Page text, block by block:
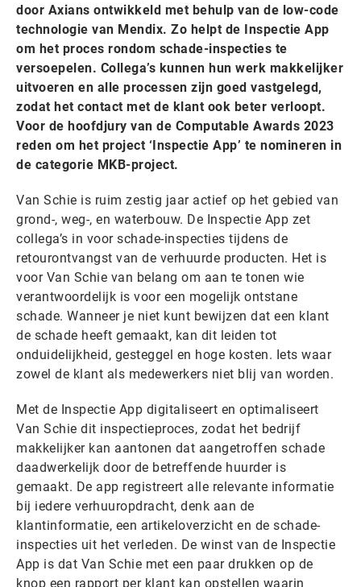
door Axians ontwikkeld met behulp van de low-code
technologie van Mendix. Zo helpt de Inspectie App
om het proces rondom schade-inspecties te
versoepelen. Collega’s kunnen hun werk makkelijker
uitvoeren en alle processen zijn goed vastgelegd,
zodat het contact met de klant ook beter verloopt.
Voor de hoofdjury van de Computable Awards 2023
reden om het project ‘Inspectie App’ te nomineren in
de categorie MKB-project.
Van Schie is ruim zestig jaar actief op het gebied van
grond-, weg-, en waterbouw. De Inspectie App zet
collega’s in voor schade-inspecties tijdens de
retourontvangst van de verhuurde producten. Het is
voor Van Schie van belang om aan te tonen wie
verantwoordelijk is voor een mogelijk ontstane
schade. Wanneer je niet kunt bewijzen dat een klant
de schade heeft gemaakt, kan dit leiden tot
onduidelijkheid, gesteggel en hoge kosten. Iets waar
zowel de klant als medewerkers niet blij van worden.
Met de Inspectie App digitaliseert en optimaliseert
Van Schie dit inspectieproces, zodat het bedrijf
makkelijker kan aantonen dat aangetroffen schade
daadwerkelijk door de betreffende huurder is
gemaakt. De app registreert alle relevante informatie
bij iedere verhuuropdracht, denk aan de
klantinformatie, een artikeloverzicht en de schade-
inspecties uit het verleden. De winst van de Inspectie
App is dat Van Schie met een paar drukken op de
knop een rapport per klant kan opstellen waarin